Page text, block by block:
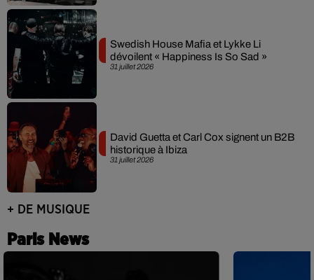
31 juillet 2026
Swedish House Mafia et Lykke Li
dévoilent « Happiness Is So Sad »
31 juillet 2026
David Guetta et Carl Cox signent un B2B
historique à Ibiza
+ DE MUSIQUE
Paris News